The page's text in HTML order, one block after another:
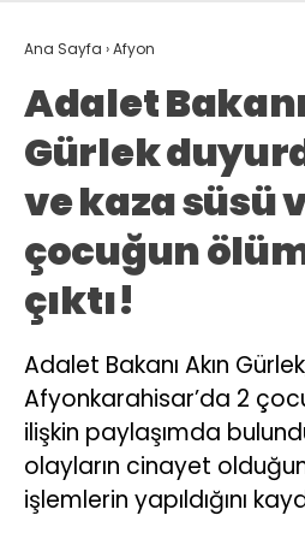
Ana Sayfa ›Afyon
Adalet
Gürlek
ve kaza süsü
çocuğun
çıktı!
Adalet Bakanı Akın
Afyonkarahisar’da 2
ilişkin paylaşımda
olayların cinayet
işlemlerin yapıldığını